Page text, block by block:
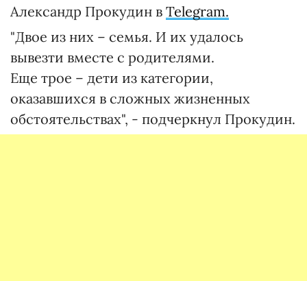
Александр Прокудин в Telegram.
"Двое из них – семья. И их удалось
вывезти вместе с родителями.
Еще трое – дети из категории,
оказавшихся в сложных жизненных
обстоятельствах", - подчеркнул Прокудин.